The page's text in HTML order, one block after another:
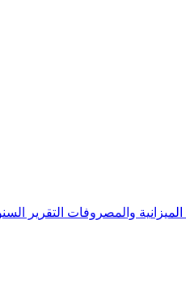
الميزانية والمصروفات التقرير